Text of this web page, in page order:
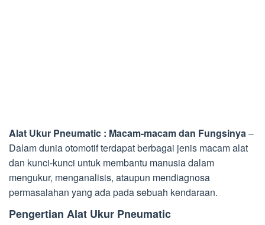
Alat Ukur Pneumatic : Macam-macam dan Fungsinya–
Dalam dunia otomotif terdapat berbagai jenis macam alat
dan kunci-kunci untuk membantu manusia dalam
mengukur, menganalisis, ataupun mendiagnosa
permasalahan yang ada pada sebuah kendaraan.
Pengertian Alat Ukur Pneumatic